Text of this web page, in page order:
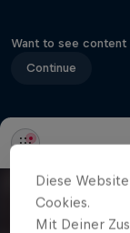
Want to see
Continue
Diese
Cookies.
Mit Deiner